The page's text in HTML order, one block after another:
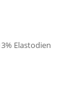
Elastodien